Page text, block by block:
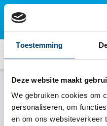
Toestemming
Deze website maakt
We gebruiken cookies om
personaliseren, om
en om ons websiteverkeer
Open deze pagina op je
gratis